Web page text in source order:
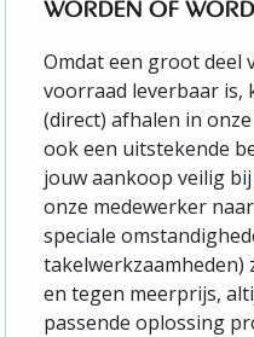
WORDEN OF
Omdat een groot deel
voorraad leverbaar is,
(direct) afhalen in
ook een uitstekende
jouw aankoop veilig
onze medewerker
speciale
takelwerkzaamheden)
en tegen meerprijs,
passende oplossing